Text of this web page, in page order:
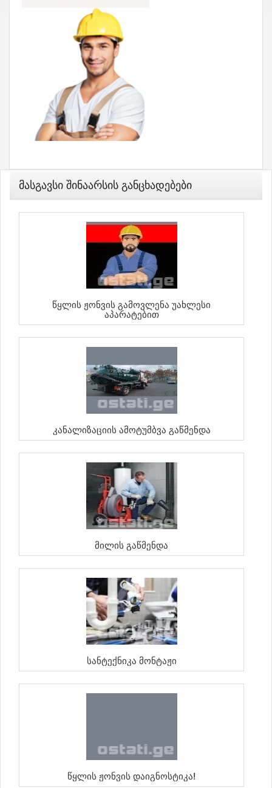
Მასგავსი Შინაარსის Განცხადებები
Წყლის Ჟონვის Გამოვლენა Უახლესი
Აპარატებით
Კანალიზაციის Ამოტუმბვა Გაწმენდა
Მილის Გაწმენდა
Სანტექნიკა Მონტაჟი
Წყლის Ჟონვის Დაიგნოსტიკა!